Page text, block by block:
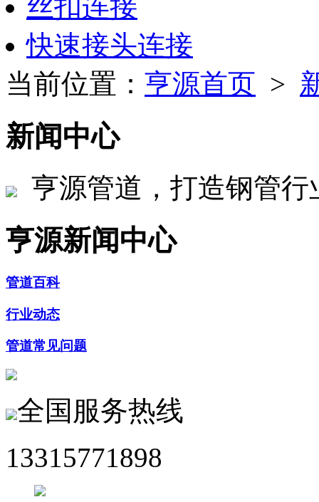
丝扣连接
快速接头连接
当前位置： 亨源首页 >
新闻中心
亨源管道，打造钢管
亨源新闻中心
管道百科
行业动态
管道常见问题
全国服务热线
13315771898